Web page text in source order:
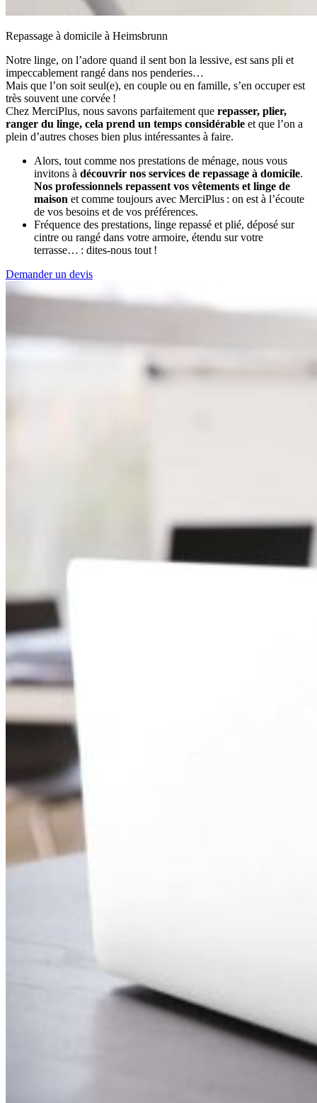
Repassage à domicile à Heimsbrunn
Notre linge, on l’adore quand il sent bon la lessive, est sans pli et
impeccablement rangé dans nos penderies…
Mais que l’on soit seul(e), en couple ou en famille, s’en occuper est
très souvent une corvée !
Chez MerciPlus, nous savons parfaitement que repasser, plier,
ranger du linge, cela prend un temps considérable et que l’on a
plein d’autres choses bien plus intéressantes à faire.
Alors, tout comme nos prestations de ménage, nous vous
invitons à découvrir nos services de repassage à domicile.
Nos professionnels repassent vos vêtements et linge de
maison et comme toujours avec MerciPlus : on est à l’écoute
de vos besoins et de vos préférences.
Fréquence des prestations, linge repassé et plié, déposé sur
cintre ou rangé dans votre armoire, étendu sur votre
terrasse… : dites-nous tout !
Demander un devis